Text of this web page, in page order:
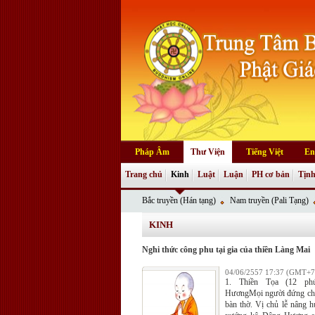
Pháp Âm Thư Viện Tiếng Việt
Trang chủ Kinh
Bắc truyền (Hán tạng) Nam truyền (Pali Tạng)
Luật Luận PH cơ bản
KINH
Nghi thức công phu tại gia của thiền Làng Mai
04/06/2557 17:37
1. Thiền Tọa (12
HươngMọi người đứng
bàn thờ. Vị chủ lễ nâng